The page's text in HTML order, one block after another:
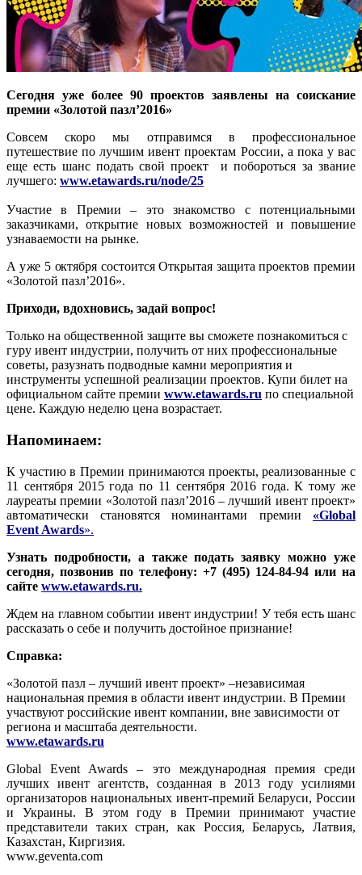
Сегодня уже более 90 проектов заявлены на соискание
премии «Золотой пазл’2016»
Совсем скоро мы отправимся в профессиональное
путешествие по лучшим ивент проектам России, а пока у вас
еще есть шанс подать свой проект и побороться за звание
лучшего: www.etawards.ru/node/25
Участие в Премии – это знакомство с потенциальными
заказчиками, открытие новых возможностей и повышение
узнаваемости на рынке.
А уже 5 октября состоится Открытая защита проектов премии
«Золотой пазл’2016».
Приходи, вдохновись, задай вопрос!
Только на общественной защите вы сможете познакомиться с
гуру ивент индустрии, получить от них профессиональные
советы, разузнать подводные камни мероприятия и
инструменты успешной реализации проектов. Купи билет на
официальном сайте премии www.etawards.ru по специальной
цене. Каждую неделю цена возрастает.
Напоминаем:
К участию в Премии принимаются проекты, реализованные с
11 сентября 2015 года по 11 сентября 2016 года. К тому же
лауреаты премии «Золотой пазл’2016 – лучший ивент проект»
автоматически становятся номинантами премии «Global
Event Awards».
Узнать подробности, а также подать заявку можно уже
сегодня, позвонив по телефону: +7 (495) 124-84-94 или на
сайте www.etawards.ru.
Ждем на главном событии ивент индустрии! У тебя есть шанс
рассказать о себе и получить достойное признание!
Справка:
«Золотой пазл – лучший ивент проект» –независимая
национальная премия в области ивент индустрии. В Премии
участвуют российские ивент компании, вне зависимости от
региона и масштаба деятельности.
www.etawards.ru
Global Event Awards – это международная премия среди
лучших ивент агентств, созданная в 2013 году усилиями
организаторов национальных ивент-премий Беларуси, России
и Украины. В этом году в Премии принимают участие
представители таких стран, как Россия, Беларусь, Латвия,
Казахстан, Киргизия.
www.geventa.com